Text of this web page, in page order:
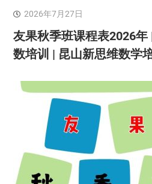
2026年7月27日
友果秋季班课程表2026年
数培训 | 昆山新思维数学